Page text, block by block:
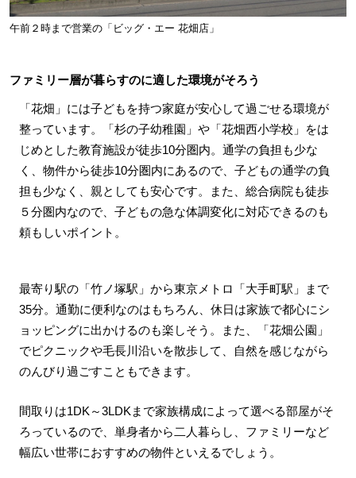
午前２時まで営業の「ビッグ・エー 花畑店」
ファミリー層が暮らすのに適した環境がそろう
「花畑」には子どもを持つ家庭が安心して過ごせる環境が
整っています。「杉の子幼稚園」や「花畑西小学校」をは
じめとした教育施設が徒歩10分圏内。通学の負担も少な
く、物件から徒歩10分圏内にあるので、子どもの通学の負
担も少なく、親としても安心です。また、総合病院も徒歩
５分圏内なので、子どもの急な体調変化に対応できるのも
頼もしいポイント。
最寄り駅の「竹ノ塚駅」から東京メトロ「大手町駅」まで
35分。通勤に便利なのはもちろん、休日は家族で都心にシ
ョッピングに出かけるのも楽しそう。また、「花畑公園」
でピクニックや毛長川沿いを散歩して、自然を感じながら
のんびり過ごすこともできます。
間取りは1DK～3LDKまで家族構成によって選べる部屋がそ
ろっているので、単身者から二人暮らし、ファミリーなど
幅広い世帯におすすめの物件といえるでしょう。